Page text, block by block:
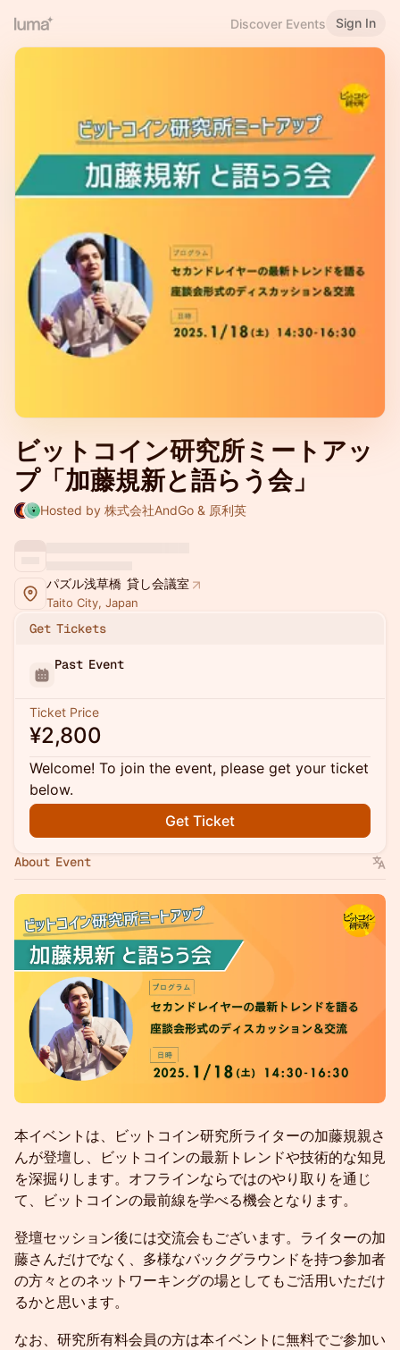
Discover Events Sign In
ビットコイン研究所ミートアッ
プ「加藤規新と語らう会」
Hosted by 株式会社AndGo & 原利英
パズル浅草橋 貸し会議室
Taito City, Japan
Get Tickets
Past Event
Ticket Price
¥2,800
Welcome! To join the event, please get your ticket
below.
Get Ticket
About Event
本イベントは、ビットコイン研究所ライターの加藤規親さ
んが登壇し、ビットコインの最新トレンドや技術的な知見
を深掘りします。オフラインならではのやり取りを通じ
て、ビットコインの最前線を学べる機会となります。
登壇セッション後には交流会もございます。ライターの加
藤さんだけでなく、多様なバックグラウンドを持つ参加者
の方々とのネットワーキングの場としてもご活用いただけ
るかと思います。
なお、研究所有料会員の方は本イベントに無料でご参加い